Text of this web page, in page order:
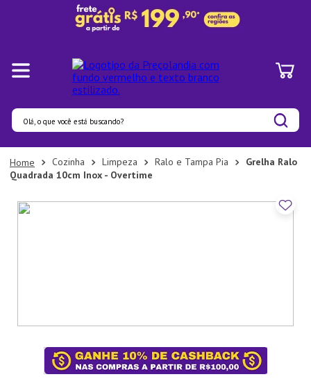
Olá, o que você está buscando?
Cozinha Limpeza Ralo e Tampa Pia
Grelha Ralo
Quadrada 10cm Inox - Overtime
Termos mais buscados
1º
Pratos
2º
Panelas
7º
Xicara
Tapete
Aparelho Jantar